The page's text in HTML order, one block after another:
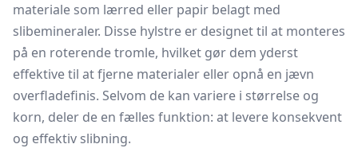
materiale som lærred eller papir belagt med
slibemineraler. Disse hylstre er designet til at monteres
på en roterende tromle, hvilket gør dem yderst
effektive til at fjerne materialer eller opnå en jævn
overfladefinis. Selvom de kan variere i størrelse og
korn, deler de en fælles funktion: at levere konsekvent
og effektiv slibning.